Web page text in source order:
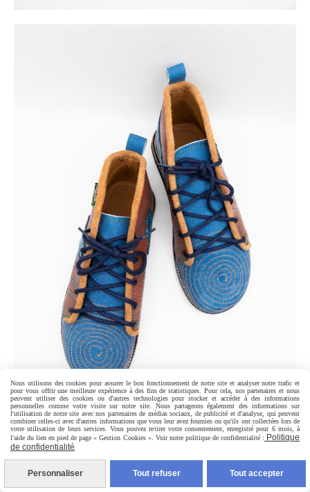
Nous utilisons des cookies pour assurer le bon fonctionnement de notre site et analyser notre trafic et
pour vous offrir une meilleure expérience à des fins de statistiques. Pour cela, nos partenaires et nous
peuvent utiliser des cookies ou d'autres technologies pour stocker et accéder à des informations
personnelles comme votre visite sur notre site. Nous partageons également des informations sur
l'utilisation de notre site avec nos partenaires de médias sociaux, de publicité et d'analyse, qui peuvent
combiner celles-ci avec d'autres informations que vous leur avez fournies ou qu'ils ont collectées lors de
votre utilisation de leurs services. Vous pouvez retirer votre consentement, enregistré pour 6 mois, à
l'aide du lien en pied de page « Gestion Cookies ». Voir notre politique de confidentialité : Politique
de confidentialité
Personnaliser Tout refuser Tout accepter